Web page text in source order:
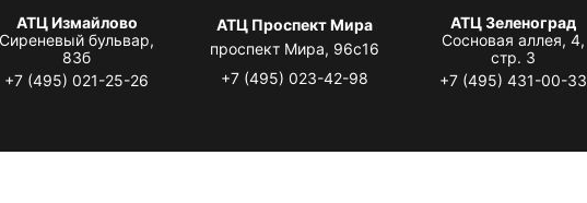
АТЦ Измайлово
Сиреневый бульвар,
83б
+7 (495) 021-25-26
АТЦ Проспект Мира
проспект Мира, 96с16
+7 (495) 023-42-98
АТЦ Зеленоград
Сосновая аллея, 4,
стр. 3
+7 (495) 431-00-33